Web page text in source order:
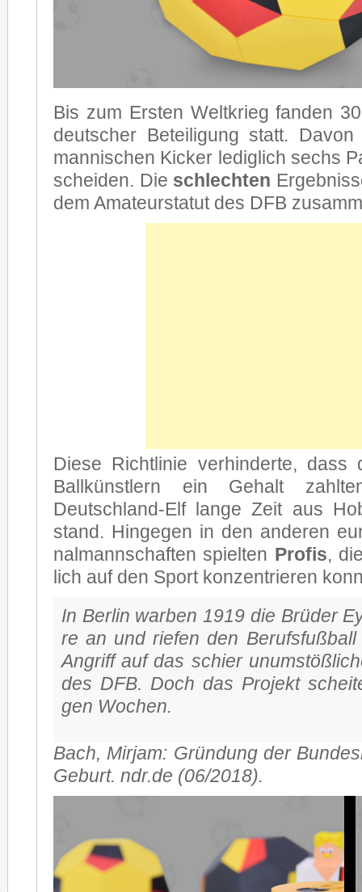
Bis zum Ers­ten Welt­krieg fan­den
deut­scher Be­tei­li­gung statt.
man­ni­schen Ki­cker le­dig­lich sechs
schei­den. Die schlech­ten
dem Ama­teur­sta­tut des DFB
Die­se Richt­li­nie ver­hin­der­te, dass
Ball­künst­lern ein Ge­halt
Deutschland-Elf lan­ge Zeit aus
stand. Hin­ge­gen in den an­de­ren
nal­mann­schaf­ten spiel­ten Pro­fis,
lich auf den Sport kon­zen­trie­ren
In Ber­lin war­ben 1919 die Brü­der
re an und rie­fen den
An­griff auf das schier
des DFB. Doch das Pro­jekt
gen Wo­chen.
Bach, Mir­jam: Grün­dung der
Ge­burt. ndr.de (06/2018).